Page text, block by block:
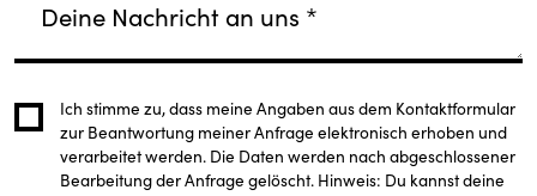
Deine Nachricht an uns *
Ich stimme zu, dass meine Angaben aus dem Kontaktformular
zur Beantwortung meiner Anfrage elektronisch erhoben und
verarbeitet werden. Die Daten werden nach abgeschlossener
Bearbeitung der Anfrage gelöscht. Hinweis: Du kannst deine